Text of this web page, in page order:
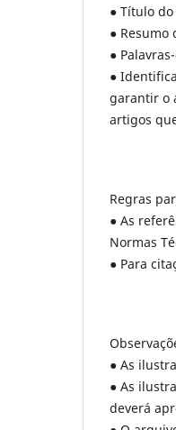
● Título
●
●
●
garantir o
artigos
Regras
● As
Normas
● Para
● As
● As
deverá